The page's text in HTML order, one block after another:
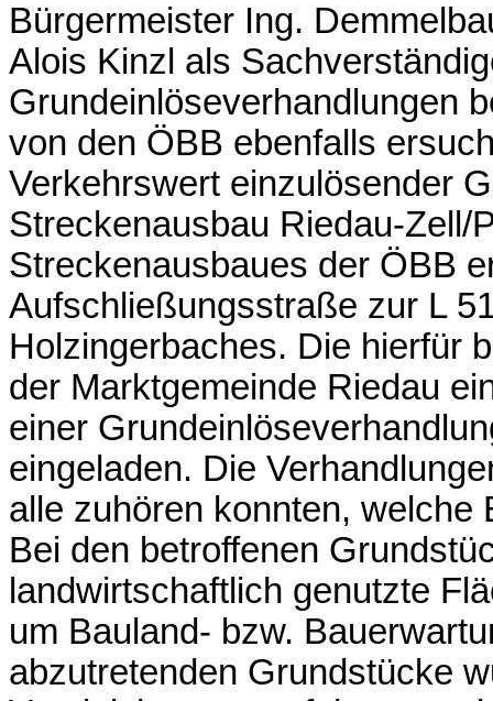
Bürgermeister Ing.
Alois Kinzl als
Grundeinlöseverhandlungen
von den ÖBB ebenfalls
Verkehrswert einzulösender
Streckenausbau Riedau-Zell/
Streckenausbaues der ÖBB
Aufschließungsstraße zur L
Holzingerbaches. Die hierfür
der Marktgemeinde Riedau
einer
eingeladen. Die
alle zuhören konnten, welche
Bei den betroffenen
landwirtschaftlich genutzte
um Bauland- bzw.
abzutretenden Grundstücke